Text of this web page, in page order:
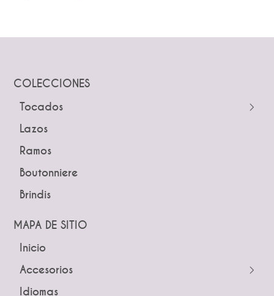
COLECCIONES
Tocados
← Atrás
Guías
Peinetas
Pines
Tiaras y Coronas
Lazos
Ramos
Boutonniere
Brindis
MAPA DE SITIO
Inicio
Accesorios
← Atrás
Tocados
← Atrás
Peinetas
Pines
Lazos
Idiomas